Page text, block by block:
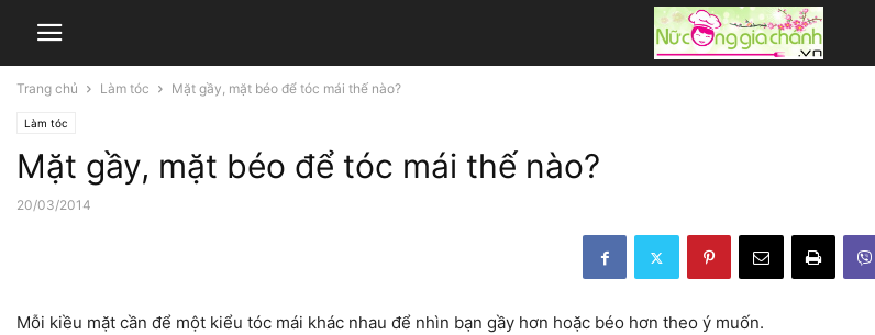
Trang chủ Làm tóc Mặt gầy, mặt béo để tóc mái thế nào?
Làm tóc
Mặt gầy, mặt béo để tóc mái thế nào?
20/03/2014
Mỗi kiều mặt cần để một kiểu tóc mái khác nhau để nhìn bạn gầy hơn hoặc béo hơn theo ý muốn.